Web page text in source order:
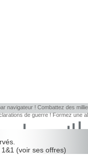
navigateur ! Combattez des
de guerre ! Formez une
1&1 (voir ses offres)